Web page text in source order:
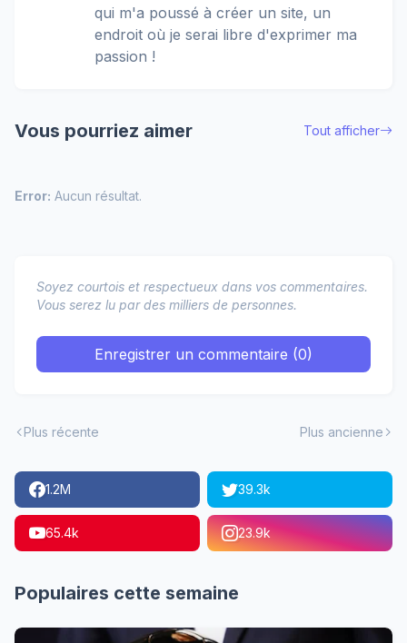
qui m'a poussé à créer un site, un
endroit où je serai libre d'exprimer ma
passion !
Vous pourriez aimer Tout afficher
Error: Aucun résultat.
Soyez courtois et respectueux dans vos commentaires.
Vous serez lu par des milliers de personnes.
Enregistrer un commentaire (0)
Plus récente Plus ancienne
1.2M 39.3k
65.4k 23.9k
Populaires cette semaine